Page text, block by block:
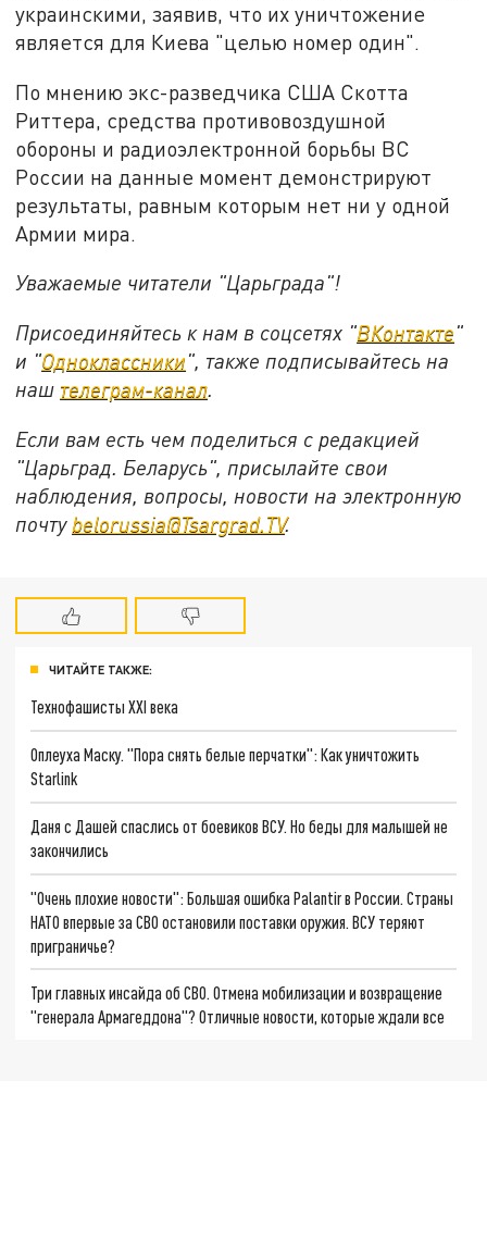
украинскими, заявив, что их уничтожение
является для Киева "целью номер один".
По мнению экс-разведчика США Скотта
Риттера, средства противовоздушной
обороны и радиоэлектронной борьбы ВС
России на данные момент демонстрируют
результаты, равным которым нет ни у одной
Армии мира.
Уважаемые читатели "Царьграда"!
Присоединяйтесь к нам в соцсетях "ВКонтакте"
и "Одноклассники", также подписывайтесь на
наш телеграм-канал.
Если вам есть чем поделиться с редакцией
"Царьград. Беларусь", присылайте свои
наблюдения, вопросы, новости на электронную
почту belorussia@Tsargrad.TV.
ЧИТАЙТЕ ТАКЖЕ:
Технофашисты XXI века
Оплеуха Маску. "Пора снять белые перчатки": Как уничтожить
Starlink
Даня с Дашей спаслись от боевиков ВСУ. Но беды для малышей не
закончились
"Очень плохие новости": Большая ошибка Palantir в России. Страны
НАТО впервые за СВО остановили поставки оружия. ВСУ теряют
приграничье?
Три главных инсайда об СВО. Отмена мобилизации и возвращение
"генерала Армагеддона"? Отличные новости, которые ждали все